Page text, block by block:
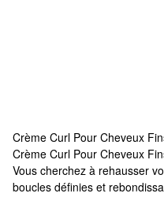
Crème Curl Pour Cheveux
Crème Curl Pour Cheveux
Crème Curl Pour Cheveux
Vous cherchez à rehausser
boucles définies et